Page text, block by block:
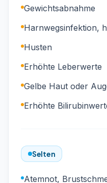
Gewichtsabnahme
Harnwegsinfektion,
Husten
Erhöhte Leberwerte
Gelbe Haut oder
Erhöhte
Selten
Atemnot,